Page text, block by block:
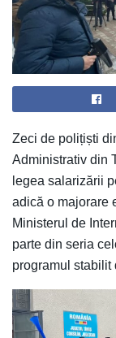
Zeci de polițiști
Administrativ din
legea salarizării
adică o majorare
Ministerul de
parte din seria
programul stabilit